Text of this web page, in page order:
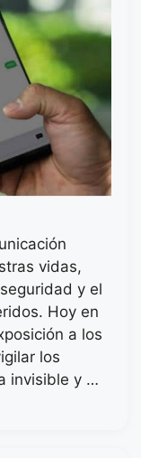
vidas,
y el
Hoy en
a los
los
invisible y …